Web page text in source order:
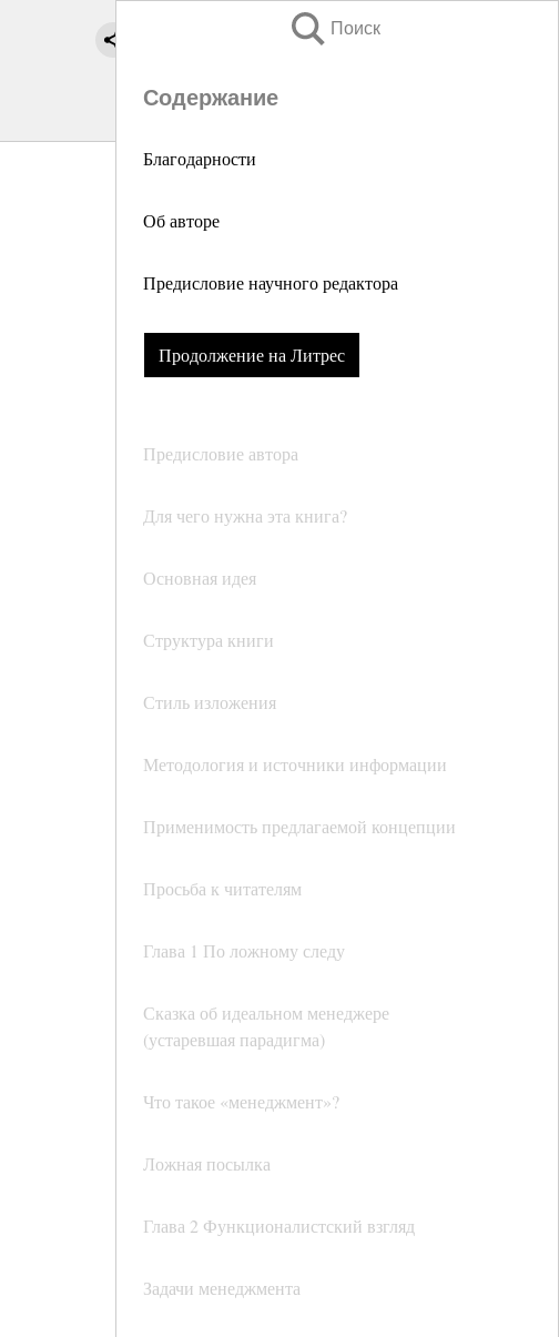
Поиск
Содержание
Благодарности
Об авторе
Предисловие научного редактора
Продолжение на Литрес
Предисловие автора
Для чего нужна эта книга?
Основная идея
Структура книги
Стиль изложения
Методология и источники информации
Применимость предлагаемой концепции
Просьба к читателям
Глава 1 По ложному следу
Сказка об идеальном менеджере
(устаревшая парадигма)
Что такое «менеджмент»?
Ложная посылка
Глава 2 Функционалистский взгляд
Задачи менеджмента